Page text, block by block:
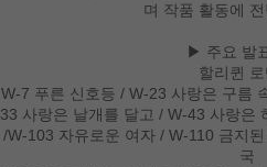
며 작품 활동에
▶ 주요 발
할리퀸
W-7 푸른 신호등 / W-23 사랑은 구름
33 사랑은 날개를 달고 / W-43 사랑은
/W-103 자유로운 여자 / W-110 금지
국